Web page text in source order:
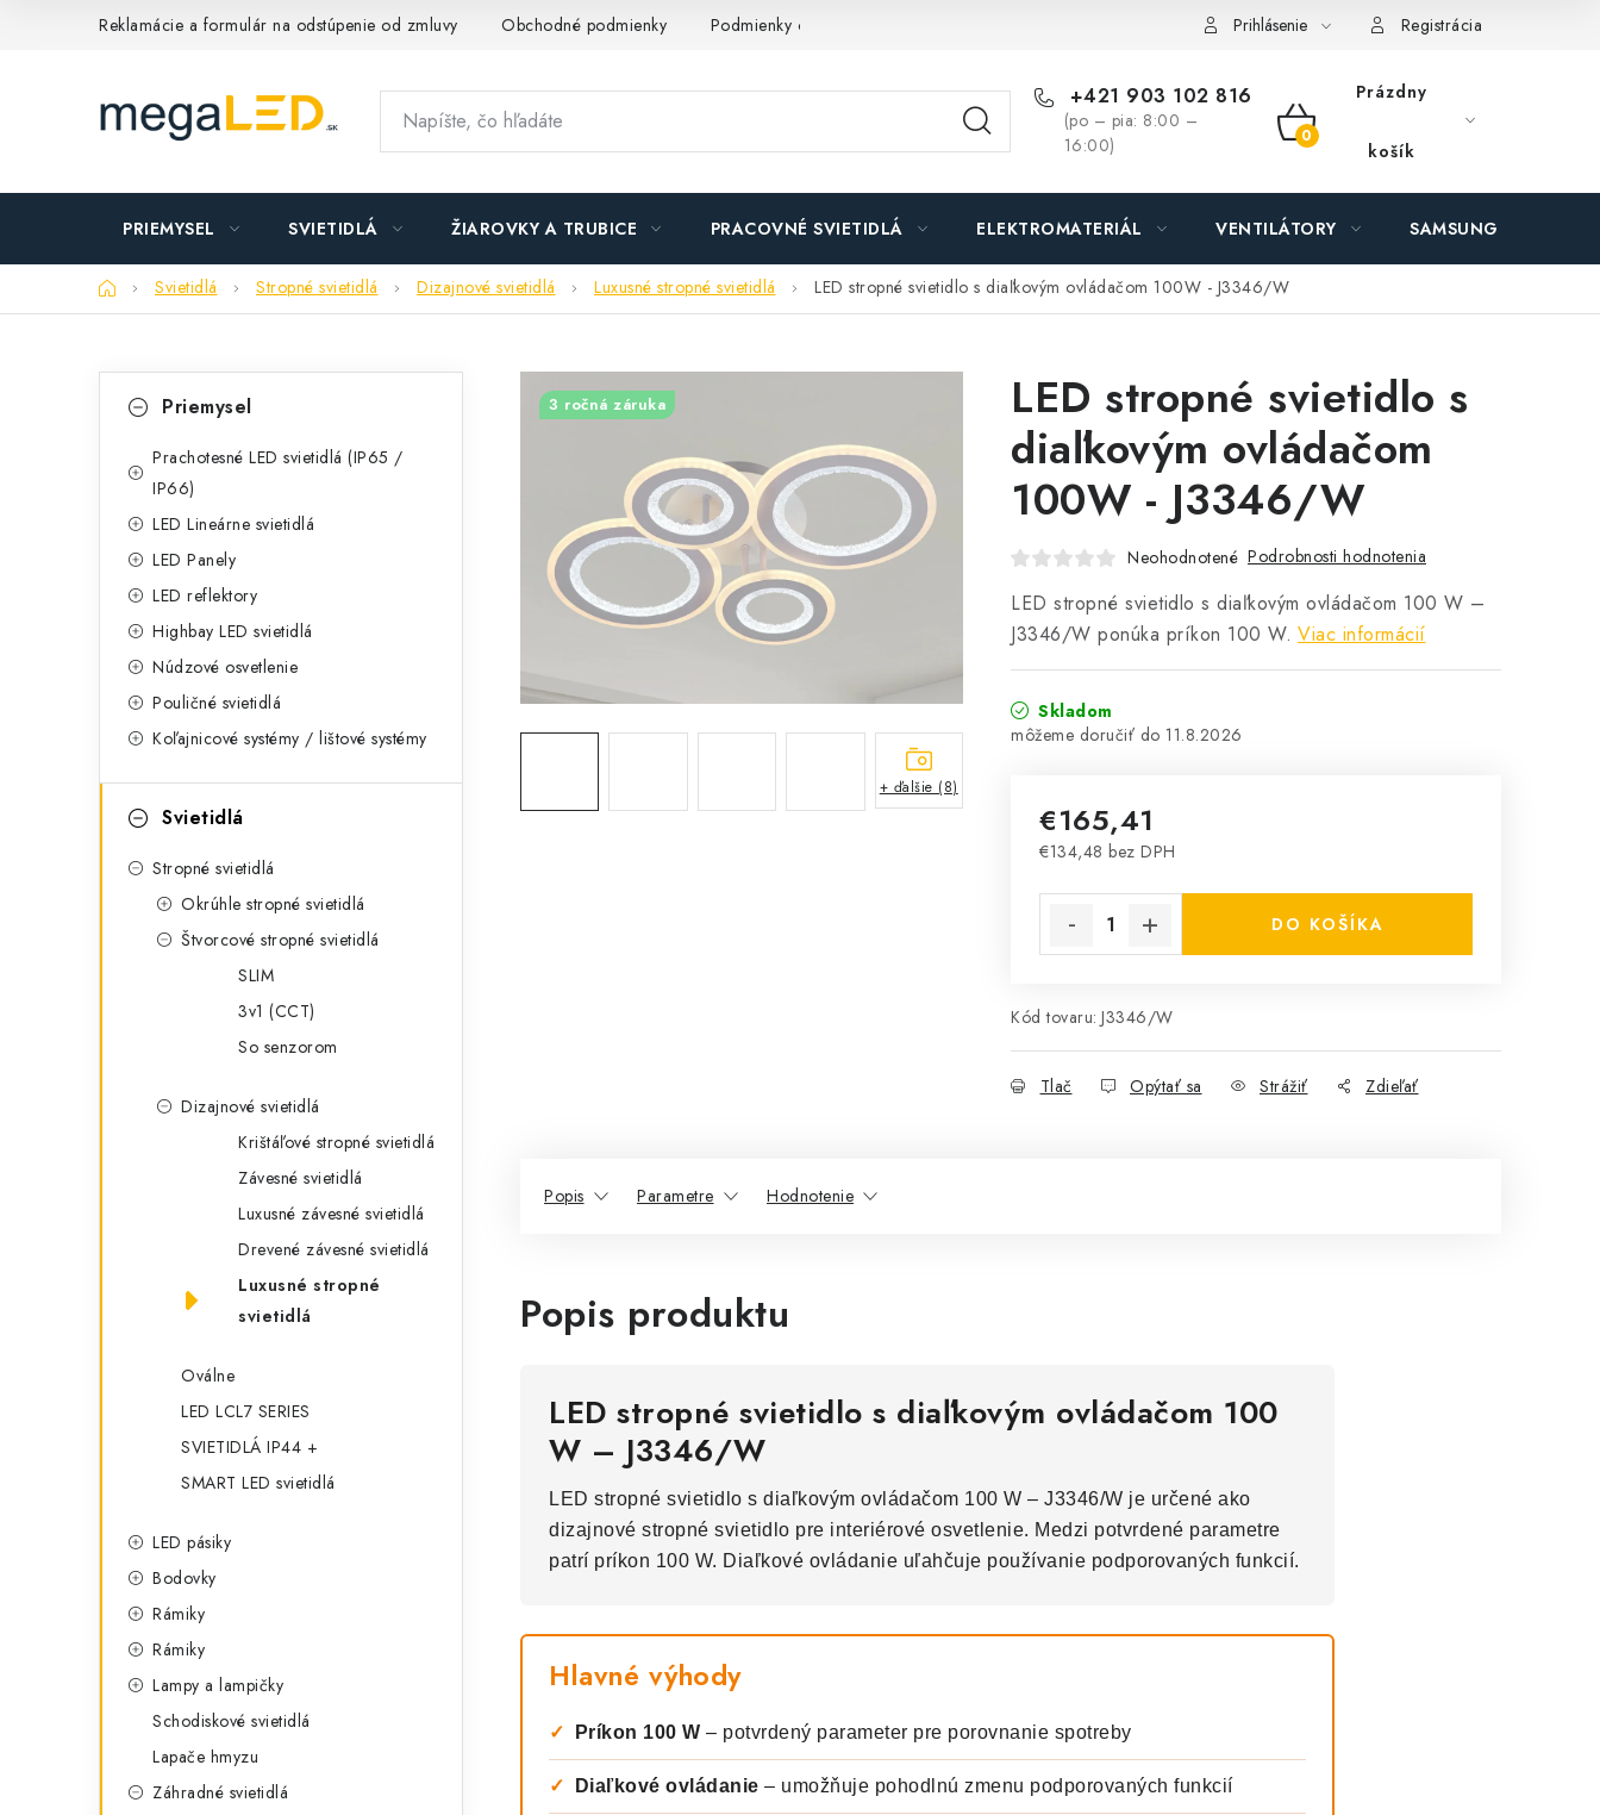
Reklamácie a formulár na odstúpenie od zmluvy Obchodné podmienky Podmienky ochrany osobných údajov O nás - MEGALED & JANTON Zákamenné Zľavy pre profíkov
Prihlásenie Registrácia
+421 903 102 816
(po – pia: 8:00 –
16:00)
NÁKUPNÝ
KOŠÍK
Prázdny
košík
PRIEMYSEL SVIETIDLÁ ŽIAROVKY A TRUBICE PRACOVNÉ SVIETIDLÁ ELEKTROMATERIÁL VENTILÁTORY SAMSUNG SVIETIDLÁ
DomovSvietidlá Stropné svietidlá Dizajnové svietidlá Luxusné stropné svietidlá LED stropné svietidlo s diaľkovým ovládačom 100W - J3346/W
l
kategóriePriemysel
Prachotesné LED svietidlá (IP65 /
IP66)
LED Lineárne svietidlá
LED Panely
LED reflektory
Highbay LED svietidlá
Núdzové osvetlenie
Pouličné svietidlá
Koľajnicové systémy / lištové systémy
Svietidlá
Stropné svietidlá
Okrúhle stropné svietidlá
Štvorcové stropné svietidlá
SLIM
3v1 (CCT)
So senzorom
Dizajnové svietidlá
Krištáľové stropné svietidlá
Závesné svietidlá
Luxusné závesné svietidlá
Drevené závesné svietidlá
Luxusné stropné
svietidlá
Oválne
LED LCL7 SERIES
SVIETIDLÁ IP44 +
SMART LED svietidlá
LED pásiky
Bodovky
Rámiky
Rámiky
Lampy a lampičky
Schodiskové svietidlá
Lapače hmyzu
Záhradné svietidlá
LED stropné svietidlo s
diaľkovým ovládačom
100W - J3346/W
Neohodnotené Podrobnosti hodnotenia
LED stropné svietidlo s diaľkovým ovládačom 100 W –
J3346/W ponúka príkon 100 W. Viac informácií
Skladom
11.8.2026
€165,41
€134,48 bez DPH
DO KOŠÍKA
Kód tovaru: J3346/W
Tlač Opýtať sa Strážiť Zdieľať
3 ročná záruka
+ ďalšie (8)
Popis Parametre Hodnotenie
Popis produktu
LED stropné svietidlo s diaľkovým ovládačom 100
W – J3346/W
LED stropné svietidlo s diaľkovým ovládačom 100 W – J3346/W je určené ako
dizajnové stropné svietidlo pre interiérové osvetlenie. Medzi potvrdené parametre
patrí príkon 100 W. Diaľkové ovládanie uľahčuje používanie podporovaných funkcií.
Hlavné výhody
✓ Príkon 100 W – potvrdený parameter pre porovnanie spotreby
✓ Diaľkové ovládanie – umožňuje pohodlnú zmenu podporovaných funkcií